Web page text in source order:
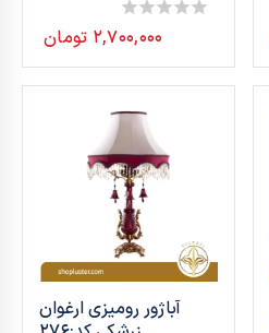
0
۲,۷۰۰,۰۰۰ تومان
آباژور رومیزی ارغوان